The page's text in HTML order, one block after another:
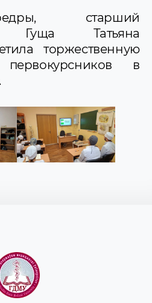
старший
Гуща Татьяна
торжественную
в